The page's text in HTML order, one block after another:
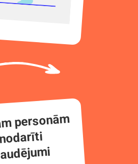
personām
nodarīti